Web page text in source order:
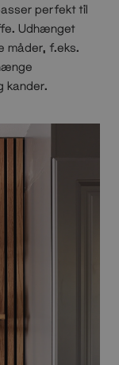
perfekt til
Udhænget
måder, f.eks.
kander.